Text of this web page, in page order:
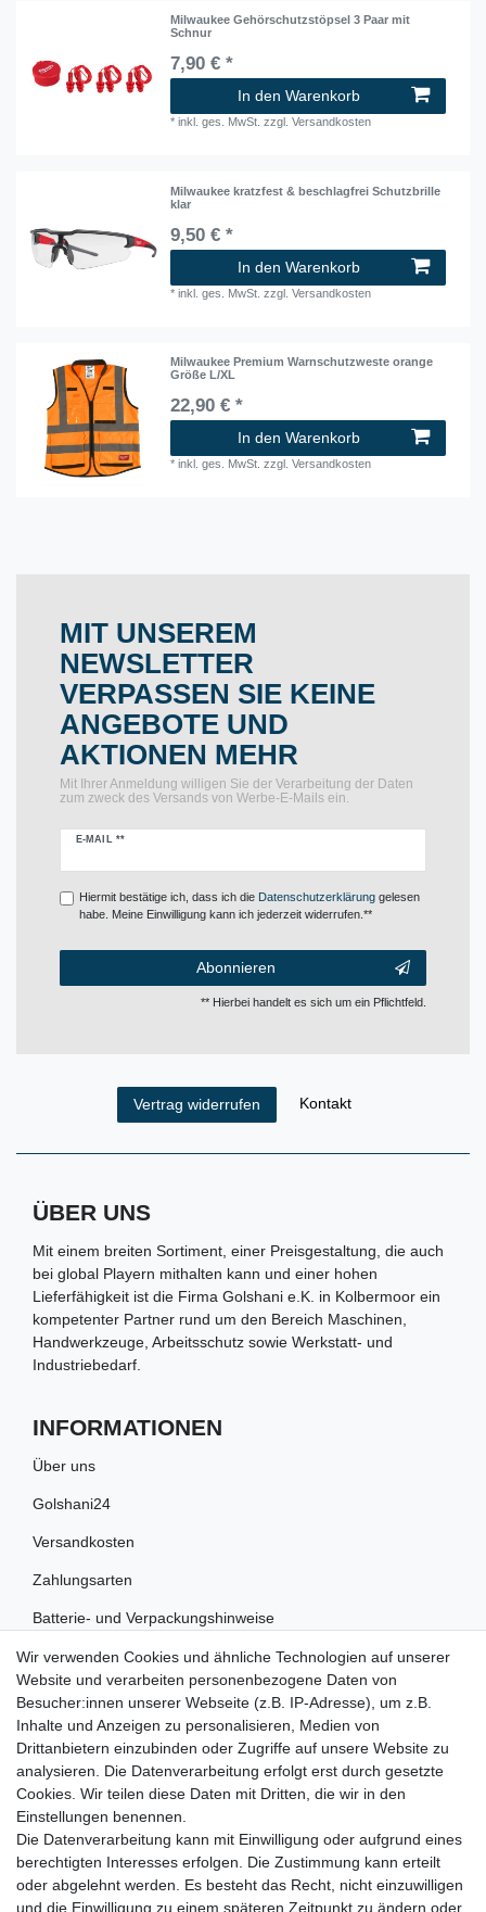
Milwaukee Gehörschutzstöpsel 3 Paar mit
Schnur
7,90 € *
In den Warenkorb
*inkl. ges. MwSt. zzgl.Versandkosten
Milwaukee kratzfest & beschlagfrei Schutzbrille
klar
9,50 € *
In den Warenkorb
*inkl. ges. MwSt. zzgl.Versandkosten
Milwaukee Premium Warnschutzweste orange
Größe L/XL
22,90 € *
In den Warenkorb
*inkl. ges. MwSt. zzgl.Versandkosten
MIT UNSEREM
NEWSLETTER
VERPASSEN SIE KEINE
ANGEBOTE UND
AKTIONEN MEHR
Mit Ihrer Anmeldung willigen Sie der Verarbeitung der Daten
zum zweck des Versands von Werbe-E-Mails ein.
E-MAIL **
Newsletter
Hiermit bestätige ich, dass ich die Daten­schutz­erklärunggelesen
habe. Meine Einwilligung kann ich jederzeit widerrufen.**
Abonnieren
** Hierbei handelt es sich um ein Pflichtfeld.
Vertrag widerrufen Kontakt
ÜBER UNS
Mit einem breiten Sortiment, einer Preisgestaltung, die auch
bei global Playern mithalten kann und einer hohen
Lieferfähigkeit ist die Firma Golshani e.K. in Kolbermoor ein
kompetenter Partner rund um den Bereich Maschinen,
Handwerkzeuge, Arbeitsschutz sowie Werkstatt- und
Industriebedarf.
INFORMATIONEN
Über uns
Golshani24
Versandkosten
Zahlungsarten
Batterie- und Verpackungshinweise
RECHTLICHES
Impressum
Datenschutz
Widerrufsrecht
AGB
Widerrufsformular
Wir verwenden Cookies und ähnliche Technologien auf unserer
Website und verarbeiten personenbezogene Daten von
Besucher:innen unserer Webseite (z.B. IP-Adresse), um z.B.
Inhalte und Anzeigen zu personalisieren, Medien von
Drittanbietern einzubinden oder Zugriffe auf unsere Website zu
analysieren. Die Datenverarbeitung erfolgt erst durch gesetzte
Cookies. Wir teilen diese Daten mit Dritten, die wir in den
Einstellungen benennen.
Die Datenverarbeitung kann mit Einwilligung oder aufgrund eines
berechtigten Interesses erfolgen. Die Zustimmung kann erteilt
oder abgelehnt werden. Es besteht das Recht, nicht einzuwilligen
und die Einwilligung zu einem späteren Zeitpunkt zu ändern oder